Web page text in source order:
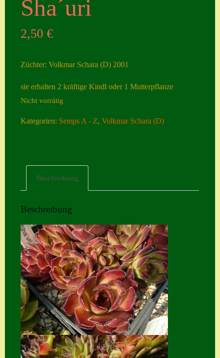
ngen
Neuheiten
Home
Hostas
Impressum
Kasse
Kontakt
Mein Konto
Naturformen
Sha´uri
2,50€
Züchter: Volkmar Schara (D) 2001
sie erhalten 2 kräftige Kindl oder 1 Mutterpflanze
Nicht vorrätig
Kategorien: Semps A - Z,Volkmar Schara (D)
Beschreibung
Beschreibung